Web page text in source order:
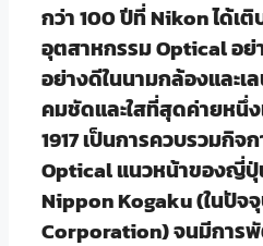
กว่า 100 ปีที่ Nikon ได้เติ
อุตสาหกรรม Optical อย่
อย่างดีในนามกล้องและเ
คมชัดและใสที่สุดค่ายหนึ่
1917 เป็นการควบรวมกิจ
Optical แนวหน้าของญี่ปุ่
Nippon Kogaku (ในปัจ
Corporation) จนมีการ